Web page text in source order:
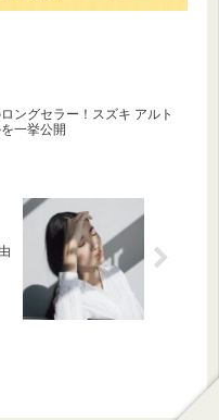
ングセラー！スズキ アルト
一挙公開